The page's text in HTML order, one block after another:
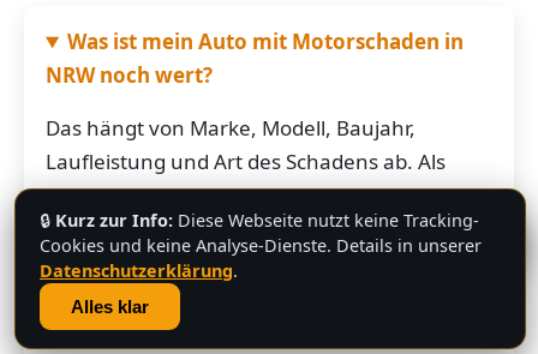
Was ist mein Auto mit Motorschaden in
NRW noch wert?
Das hängt von Marke, Modell, Baujahr,
Laufleistung und Art des Schadens ab. Als
grobe Richtung: Fahrzeuge mit Motorschaden
bringen je nach Restwert der Karosserie und
der Teile oft noch mehrere hundert bis
mehrere tausend Euro. Schicken Sie uns die
Fahrzeugdaten – Sie bekommen von uns eine
💬
🔒 Kurz zur Info: Diese Webseite nutzt keine Tracking-
Cookies und keine Analyse-Dienste. Details in unserer
Datenschutzerklärung.
Alles klar